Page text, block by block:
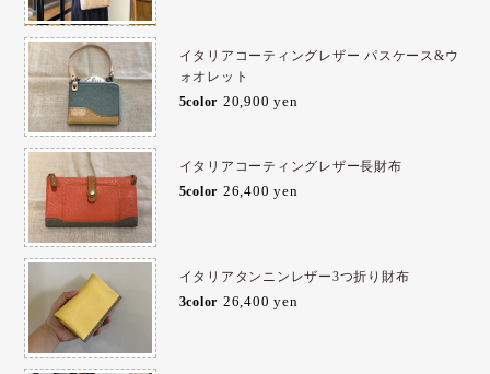
イタリアコーティングレザー パスケース&ウ
ォオレット
5color 20,900 yen
イタリアコーティングレザー長財布
5color 26,400 yen
イタリアタンニンレザー3つ折り財布
3color 26,400 yen